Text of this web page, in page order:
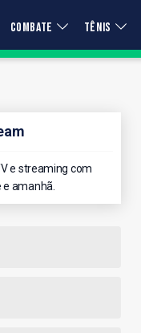
COMBATE TÊNIS
e streaming com
amanhã.